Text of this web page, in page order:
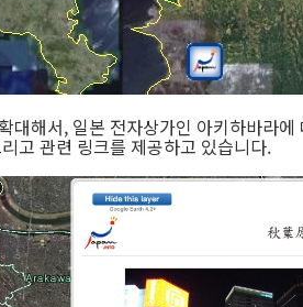
대해서, 일본 전자상가인 아키하바라
고 관련 링크를 제공하고 있습니다.